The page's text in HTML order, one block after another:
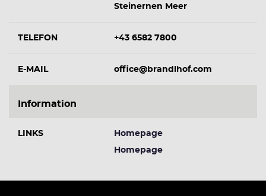
Steinernen Meer
TELEFON +43 6582 7800
E-MAIL office@brandlhof.com
Information
LINKS
Homepage
Homepage